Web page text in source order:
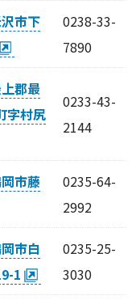
市下
0238-33-
7890
郡最
字村尻
0233-43-
2144
市藤
0235-64-
2992
市白
1
0235-25-
3030